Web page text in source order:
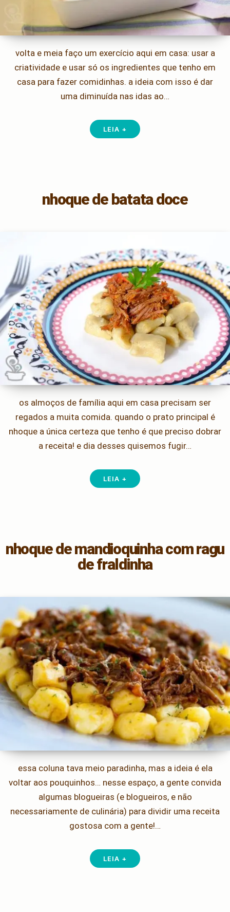
volta e meia faço um exercício aqui em casa: usar a
criatividade e usar só os ingredientes que tenho em
casa para fazer comidinhas. a ideia com isso é dar
uma diminuída nas idas ao…
LEIA +
nhoque de batata doce
os almoços de família aqui em casa precisam ser
regados a muita comida. quando o prato principal é
nhoque a única certeza que tenho é que preciso dobrar
a receita! e dia desses quisemos fugir…
LEIA +
nhoque de mandioquinha com ragu
de fraldinha
essa coluna tava meio paradinha, mas a ideia é ela
voltar aos pouquinhos… nesse espaço, a gente convida
algumas blogueiras (e blogueiros, e não
necessariamente de culinária) para dividir uma receita
gostosa com a gente!…
LEIA +